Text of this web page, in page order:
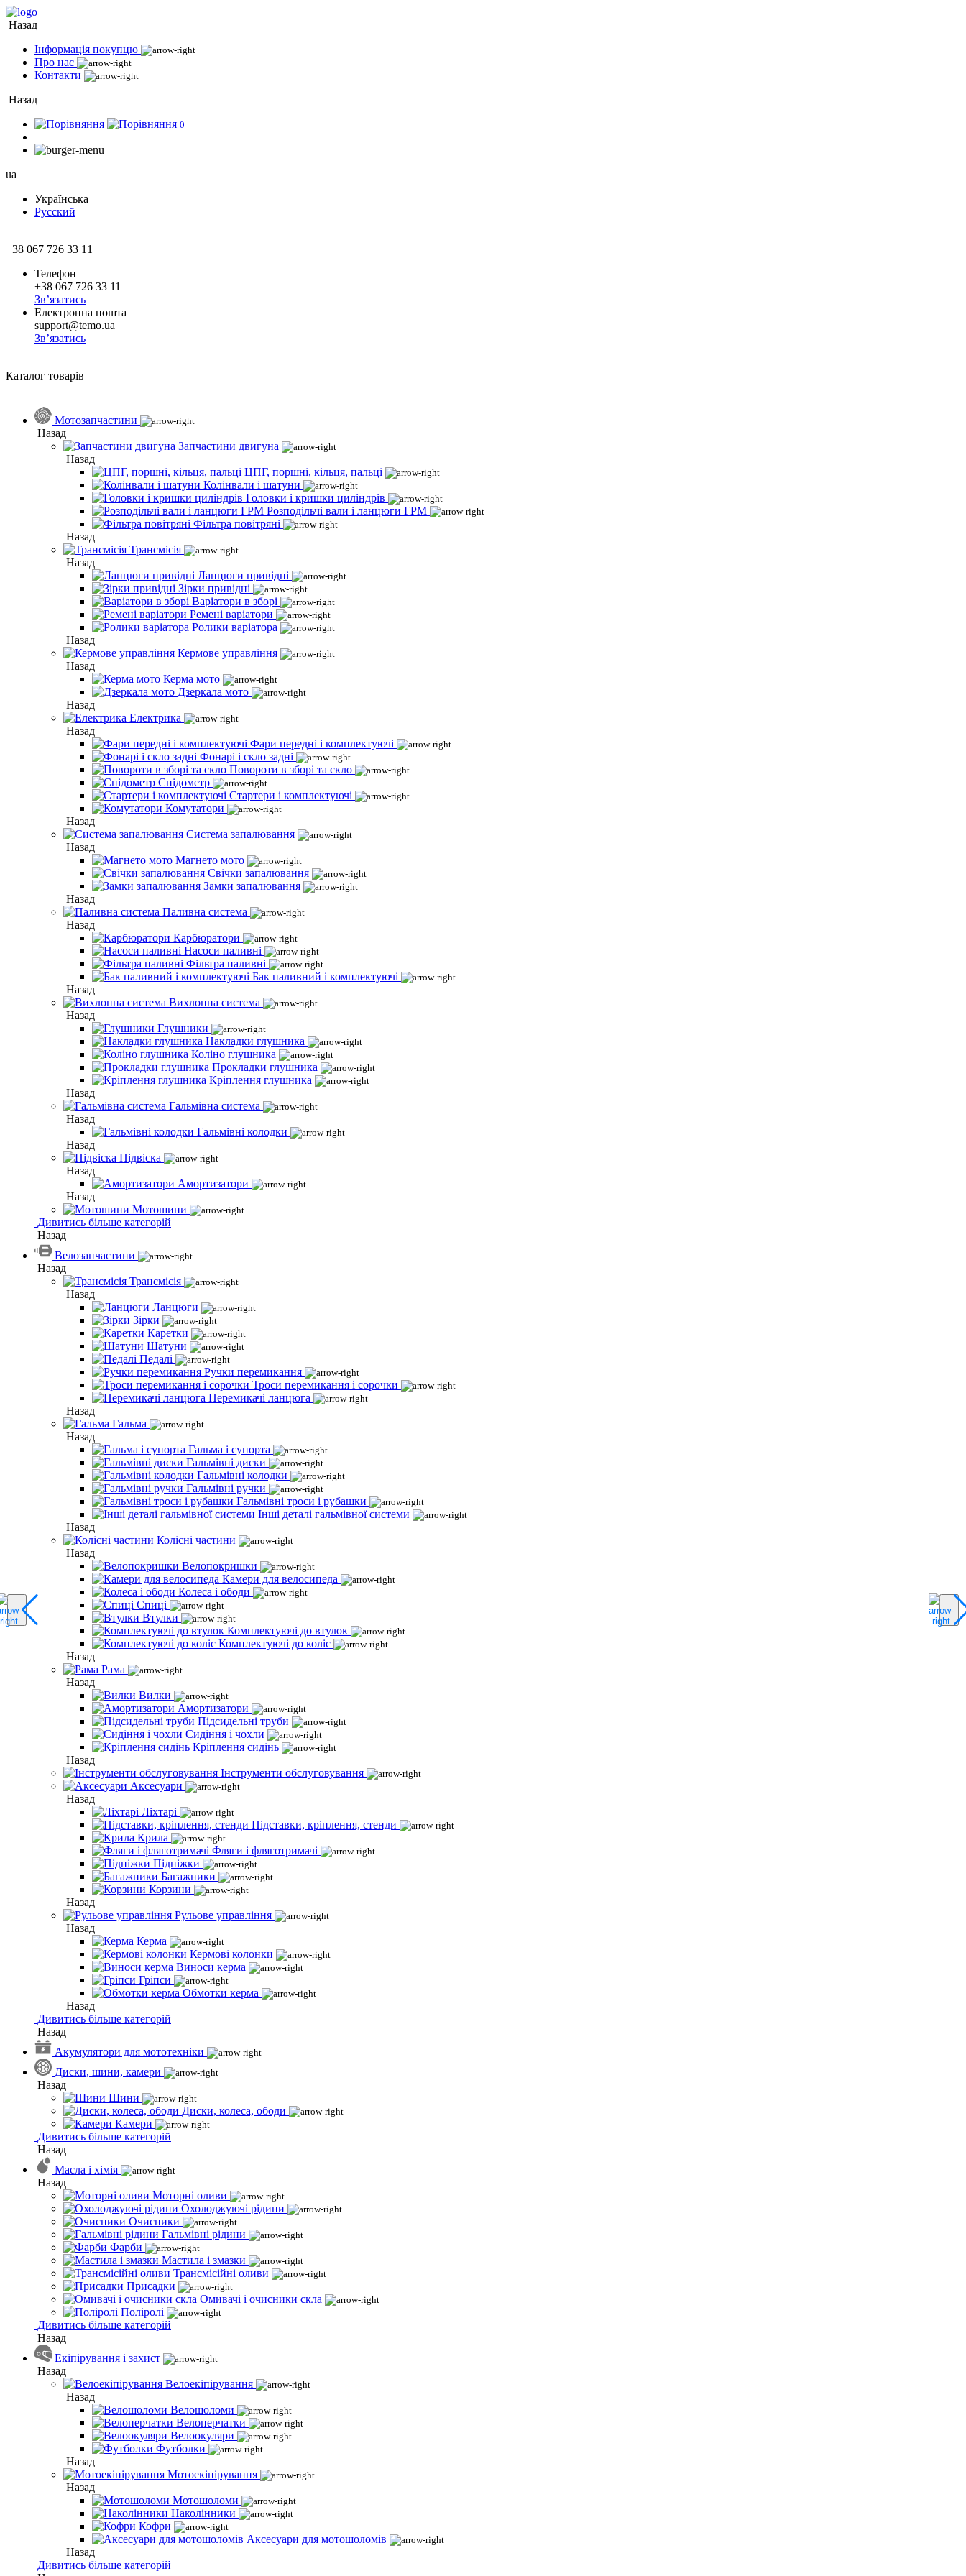
Назад
Інформація покупцю
Про нас
Контакти
Назад
0
ua
Українська
Русский
+38 067 726 33 11
Телефон
+38 067 726 33 11
Зв’язатись
Електронна пошта
support@temo.ua
Зв’язатись
Каталог товарів
Мотозапчастини
Назад
Запчастини двигуна
Назад
ЦПГ, поршні, кільця, пальці
Колінвали і шатуни
Головки і кришки циліндрів
Розподільчі вали і ланцюги ГРМ
Фільтра повітряні
Назад
Трансмісія
Назад
Ланцюги привідні
Зірки привідні
Варіатори в зборі
Ремені варіатори
Ролики варіатора
Назад
Кермове управління
Назад
Керма мото
Дзеркала мото
Назад
Електрика
Назад
Фари передні і комплектуючі
Фонарі і скло задні
Повороти в зборі та скло
Спідометр
Стартери і комплектуючі
Комутатори
Назад
Система запалювання
Назад
Магнето мото
Свічки запалювання
Замки запалювання
Назад
Паливна система
Назад
Карбюратори
Насоси паливні
Фільтра паливні
Бак паливний і комплектуючі
Назад
Вихлопна система
Назад
Глушники
Накладки глушника
Коліно глушника
Прокладки глушника
Кріплення глушника
Назад
Гальмівна система
Назад
Гальмівні колодки
Назад
Підвіска
Назад
Амортизатори
Назад
Мотошини
Дивитись більше категорій
Назад
Велозапчастини
Назад
Трансмісія
Назад
Ланцюги
Зірки
Каретки
Шатуни
Педалі
Ручки перемикання
Троси перемикання і сорочки
Перемикачі ланцюга
Назад
Гальма
Назад
Гальма і супорта
Гальмівні диски
Гальмівні колодки
Гальмівні ручки
Гальмівні троси і рубашки
Інші деталі гальмівної системи
Назад
Колісні частини
Назад
Велопокришки
Камери для велосипеда
Колеса і ободи
Спиці
Втулки
Комплектуючі до втулок
Комплектуючі до коліс
Назад
Рама
Назад
Вилки
Амортизатори
Підсидельні труби
Сидіння і чохли
Кріплення сидінь
Назад
Інструменти обслуговування
Аксесуари
Назад
Ліхтарі
Підставки, кріплення, стенди
Крила
Фляги і фляготримачі
Підніжки
Багажники
Корзини
Назад
Рульове управління
Назад
Керма
Кермові колонки
Виноси керма
Гріпси
Обмотки керма
Назад
Дивитись більше категорій
Назад
Акумулятори для мототехніки
Диски, шини, камери
Назад
Шини
Диски, колеса, ободи
Камери
Дивитись більше категорій
Назад
Масла і хімія
Назад
Моторні оливи
Охолоджуючі рідини
Очисники
Гальмівні рідини
Фарби
Мастила і змазки
Трансмісійні оливи
Присадки
Омивачі і очисники скла
Поліролі
Дивитись більше категорій
Назад
Екіпірування і захист
Назад
Велоекіпірування
Назад
Велошоломи
Велоперчатки
Велоокуляри
Футболки
Назад
Мотоекіпірування
Назад
Мотошоломи
Наколінники
Кофри
Аксесуари для мотошоломів
Назад
Дивитись більше категорій